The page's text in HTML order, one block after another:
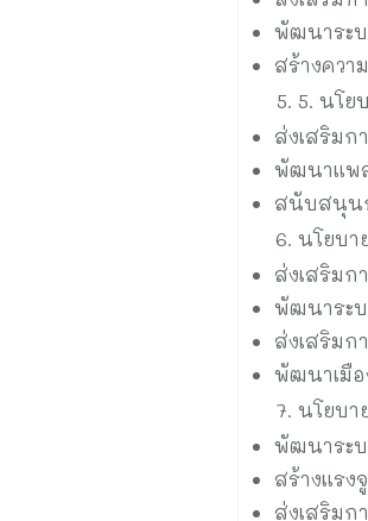
พัฒนาระบ
สร้างคว
5. นโย
ส่งเสริมก
พัฒนาแพ
สนับสนุนก
นโยบา
ส่งเสริมก
พัฒนาระ
ส่งเสริมก
พัฒนาเมือ
นโยบา
พัฒนาระ
สร้างแรง
ส่งเสริมก